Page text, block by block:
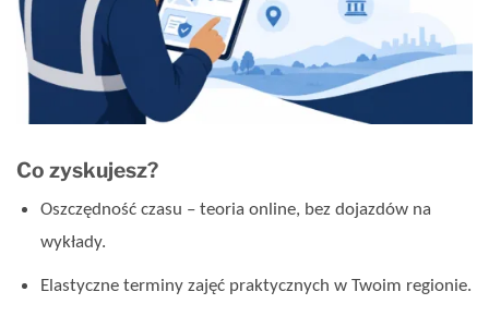
Co zyskujesz?
Oszczędność czasu – teoria online, bez dojazdów na
wykłady.
Elastyczne terminy zajęć praktycznych w Twoim regionie.